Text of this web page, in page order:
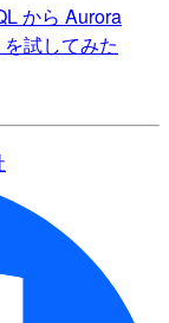
から Aurora
試してみた